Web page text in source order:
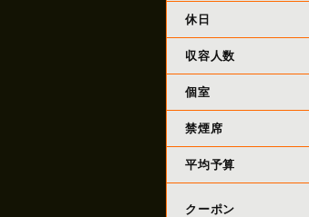
休日
収容人数
個室
禁煙席
平均予算
クーポン